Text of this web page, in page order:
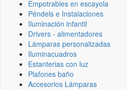
Empotrables en escayola
Péndels e Instalaciones
Iluminación infantil
Drivers - alimentadores
Lámparas personalizadas
Iluminacuadros
Estanterias con luz
Plafones baño
Accesorios Lámparas